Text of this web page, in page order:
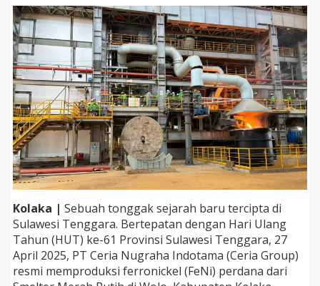
s
e
j
a
r
a
h
,
P
r
o
d
u
k
s
P
e
r
d
a
n
Kolaka | Sebuah tonggak sejarah baru tercipta di
Sulawesi Tenggara. Bertepatan dengan Hari Ulang
Tahun (HUT) ke-61 Provinsi Sulawesi Tenggara, 27
April 2025, PT Ceria Nugraha Indotama (Ceria Group)
resmi memproduksi ferronickel (FeNi) perdana dari